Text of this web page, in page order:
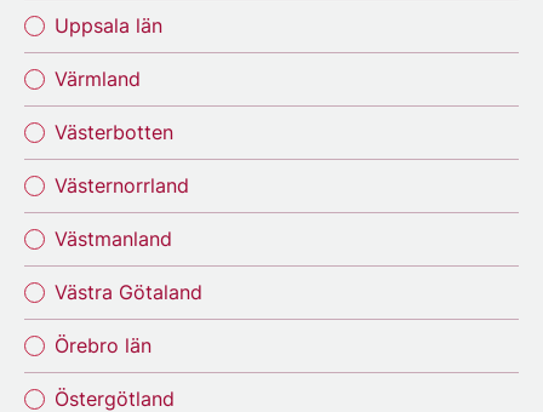
Uppsala län
Värmland
Västerbotten
Västernorrland
Västmanland
Västra Götaland
Örebro län
Östergötland